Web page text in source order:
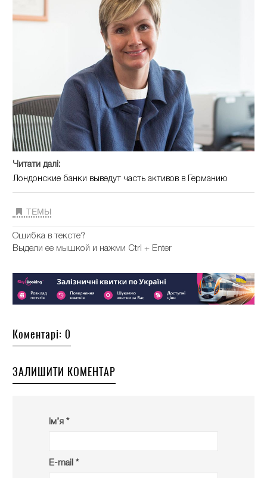
Читати далі:
Лондонские банки выведут часть активов в Германию
ТЕМЫ
Ошибка в тексте?
Выдели ее мышкой и нажми Ctrl + Enter
Коментарі: 0
ЗАЛИШИТИ КОМЕНТАР
Ім’я *
E-mail *